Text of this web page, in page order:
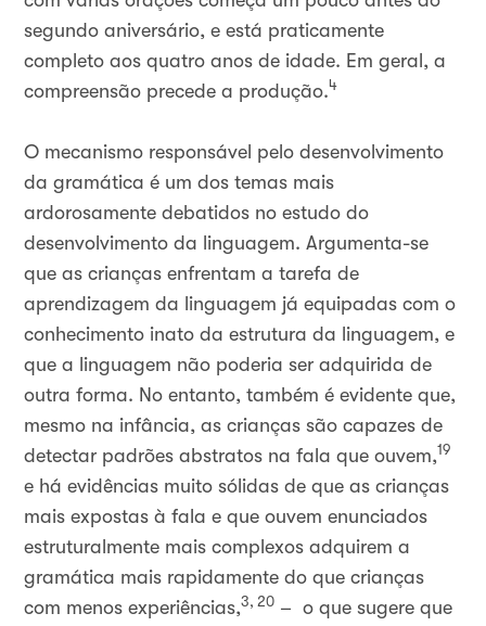
segundo aniversário, e está praticamente
completo aos quatro anos de idade. Em geral, a
compreensão precede a produção.4
O mecanismo responsável pelo desenvolvimento
da gramática é um dos temas mais
ardorosamente debatidos no estudo do
desenvolvimento da linguagem. Argumenta-se
que as crianças enfrentam a tarefa de
aprendizagem da linguagem já equipadas com o
conhecimento inato da estrutura da linguagem, e
que a linguagem não poderia ser adquirida de
outra forma. No entanto, também é evidente que,
mesmo na infância, as crianças são capazes de
detectar padrões abstratos na fala que ouvem,19
e há evidências muito sólidas de que as crianças
mais expostas à fala e que ouvem enunciados
estruturalmente mais complexos adquirem a
gramática mais rapidamente do que crianças
com menos experiências,3, 20 – o que sugere que